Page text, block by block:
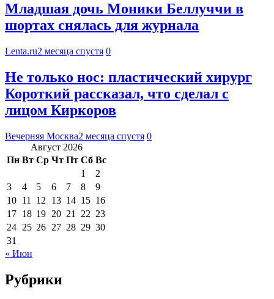
Младшая дочь Моники Беллуччи в
шортах снялась для журнала
Lenta.ru2 месяца спустя 0
Не только нос: пластический хирург
Короткий рассказал, что сделал с
лицом Киркоров
Вечерняя Москва2 месяца спустя 0
Август 2026
Пн Вт Ср Чт Пт Сб Вс
1
2
3
4 5 6 7 8
9
10 11 12 13 14 15 16
17 18 19 20 21 22 23
24 25 26 27 28 29 30
31
« Июн
Рубрики